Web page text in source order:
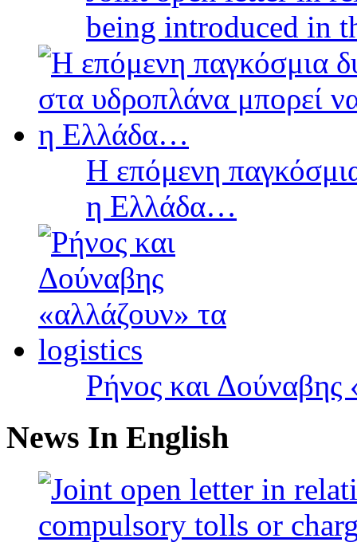
being introduced in
Η επόμενη
η Ελλάδα…
Ρήνος και
News In English